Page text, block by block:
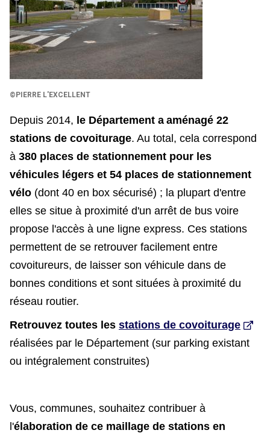
©PIERRE L'EXCELLENT
Depuis 2014, le Département a aménagé 22
stations de covoiturage. Au total, cela correspond
à 380 places de stationnement pour les
véhicules légers et 54 places de stationnement
vélo (dont 40 en box sécurisé) ; la plupart d'entre
elles se situe à proximité d'un arrêt de bus voire
propose l'accès à une ligne express. Ces stations
permettent de se retrouver facilement entre
covoitureurs, de laisser son véhicule dans de
bonnes conditions et sont situées à proximité du
réseau routier.
Retrouvez toutes les stations de covoiturage
réalisées par le Département (sur parking existant
ou intégralement construites)
Vous, communes, souhaitez contribuer à
l'élaboration de ce maillage de stations en